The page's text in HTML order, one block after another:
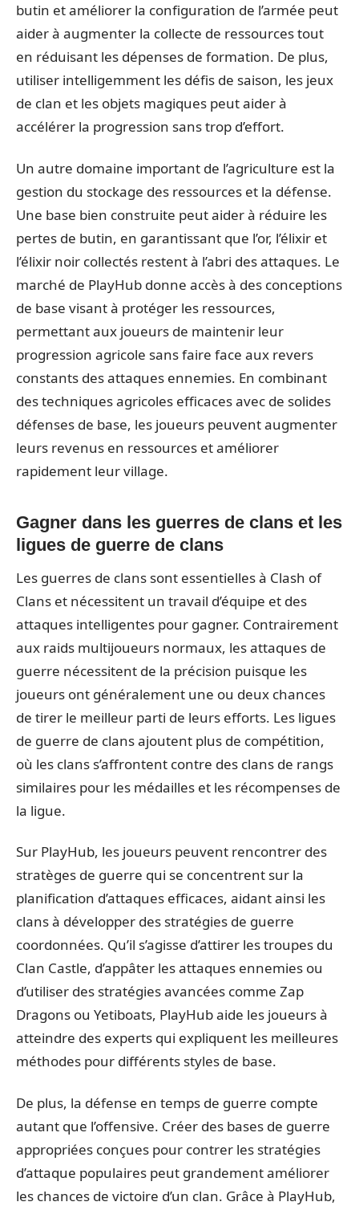
butin et améliorer la configuration de l’armée peut
aider à augmenter la collecte de ressources tout
en réduisant les dépenses de formation. De plus,
utiliser intelligemment les défis de saison, les jeux
de clan et les objets magiques peut aider à
accélérer la progression sans trop d’effort.
Un autre domaine important de l’agriculture est la
gestion du stockage des ressources et la défense.
Une base bien construite peut aider à réduire les
pertes de butin, en garantissant que l’or, l’élixir et
l’élixir noir collectés restent à l’abri des attaques. Le
marché de PlayHub donne accès à des conceptions
de base visant à protéger les ressources,
permettant aux joueurs de maintenir leur
progression agricole sans faire face aux revers
constants des attaques ennemies. En combinant
des techniques agricoles efficaces avec de solides
défenses de base, les joueurs peuvent augmenter
leurs revenus en ressources et améliorer
rapidement leur village.
Gagner dans les guerres de clans et les
ligues de guerre de clans
Les guerres de clans sont essentielles à Clash of
Clans et nécessitent un travail d’équipe et des
attaques intelligentes pour gagner. Contrairement
aux raids multijoueurs normaux, les attaques de
guerre nécessitent de la précision puisque les
joueurs ont généralement une ou deux chances
de tirer le meilleur parti de leurs efforts. Les ligues
de guerre de clans ajoutent plus de compétition,
où les clans s’affrontent contre des clans de rangs
similaires pour les médailles et les récompenses de
la ligue.
Sur PlayHub, les joueurs peuvent rencontrer des
stratèges de guerre qui se concentrent sur la
planification d’attaques efficaces, aidant ainsi les
clans à développer des stratégies de guerre
coordonnées. Qu’il s’agisse d’attirer les troupes du
Clan Castle, d’appâter les attaques ennemies ou
d’utiliser des stratégies avancées comme Zap
Dragons ou Yetiboats, PlayHub aide les joueurs à
atteindre des experts qui expliquent les meilleures
méthodes pour différents styles de base.
De plus, la défense en temps de guerre compte
autant que l’offensive. Créer des bases de guerre
appropriées conçues pour contrer les stratégies
d’attaque populaires peut grandement améliorer
les chances de victoire d’un clan. Grâce à PlayHub,